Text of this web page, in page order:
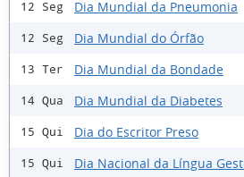
12 Seg Dia Mundial da Pneumonia
12 Seg Dia Mundial do Órfão
13 Ter Dia Mundial da Bondade
14 Qua Dia Mundial da Diabetes
15 Qui Dia do Escritor Preso
15 Qui Dia Nacional da Língua